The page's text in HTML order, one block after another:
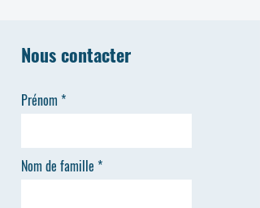
Nous contacter
Prénom
Nom de famille